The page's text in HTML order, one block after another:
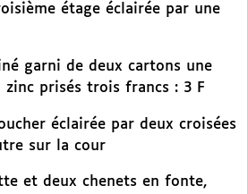
étage éclairée par une
garni de deux cartons une
zinc prisés trois francs : 3 F
éclairée par deux croisées
sur la cour
et deux chenets en fonte,